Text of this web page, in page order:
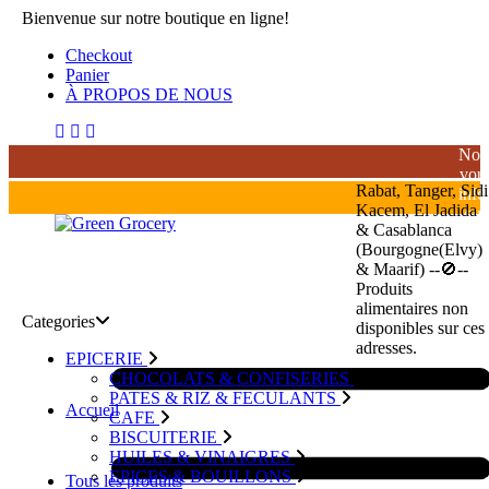
Bienvenue sur notre boutique en ligne!
Checkout
Panier
À PROPOS DE NOUS
que
de
est
au
Rabat, Tanger, Sidi
Kacem, El Jadida
& Casablanca
(Bourgogne(Elvy)
& Maarif) --🚫--
Produits
alimentaires non
disponibles sur ces
adresses.
Categories
EPICERIE
CHOCOLATS & CONFISERIES
PATES & RIZ & FECULANTS
CAFE
BISCUITERIE
HUILES & VINAIGRES
EPICES & BOUILLONS
Accueil
Tous les produits